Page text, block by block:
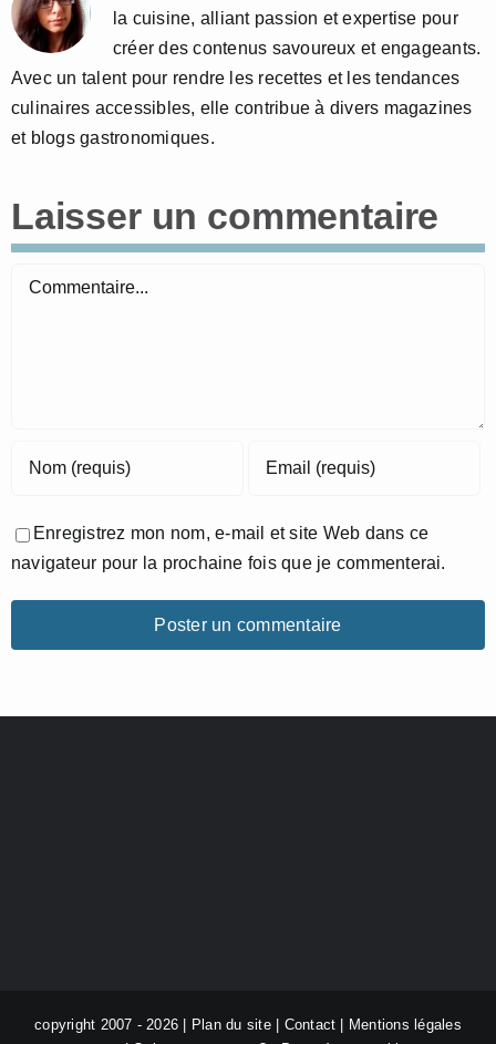
la cuisine, alliant passion et expertise pour
créer des contenus savoureux et engageants.
Avec un talent pour rendre les recettes et les tendances
culinaires accessibles, elle contribue à divers magazines
et blogs gastronomiques.
Laisser un commentaire
Commentaire
Enregistrez mon nom, e-mail et site Web dans ce
navigateur pour la prochaine fois que je commenterai.
copyright 2007 - 2026 | Plan du site| Contact
Mentions légales